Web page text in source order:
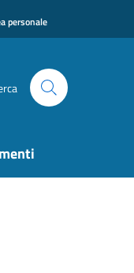
personale